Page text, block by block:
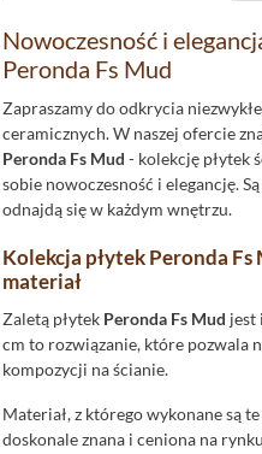
Nowoczesność i
Peronda Fs Mud
Zapraszamy do odkrycia
ceramicznych. W naszej ofercie
Peronda Fs Mud - kolekcję płytek
sobie nowoczesność i elegancję.
odnajdą się w każdym wnętrzu.
Kolekcja płytek Peronda
materiał
Zaletą płytek Peronda Fs Mud jest
cm to rozwiązanie, które pozwala
kompozycji na ścianie.
Materiał, z którego wykonane są
doskonale znana i ceniona na